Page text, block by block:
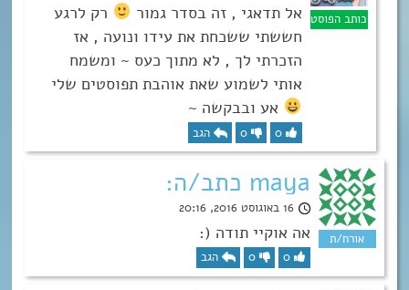
אל תדאגי , זה בסדר גמור
רק לרגע
חששתי ששכחת את עידו ונועה , אז
הזכרתי לך , לא מתוך כעס ~ ומשמח
אותי לשמוע שאת אוהבת תפוסטים שלי
אע ובבקשה ~
0
0 הגב
maya כתב/ה:
16 באוגוסט 2016, 20:16
אה אוקיי תודה (:
0
0 הגב